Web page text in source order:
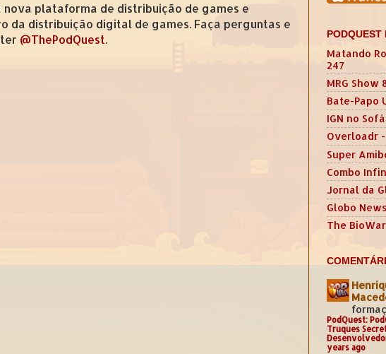
plataforma de distribuição de games e
da distribuição digital de games. Faça perguntas e
@ThePodQuest. PODQUEST
Matando
247
MRG Show
Bate-Papo
IGN no Sofá
Overloadr
Super
Combo
Jornal da
Globo
The
PodQuest:
Truques
years ago